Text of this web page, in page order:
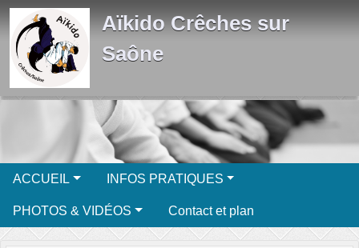
Aïkido Crêches sur
Saône
ACCUEIL INFOS PRATIQUES
PHOTOS & VIDÉOS Contact et plan
Panneau de gestion des cookies